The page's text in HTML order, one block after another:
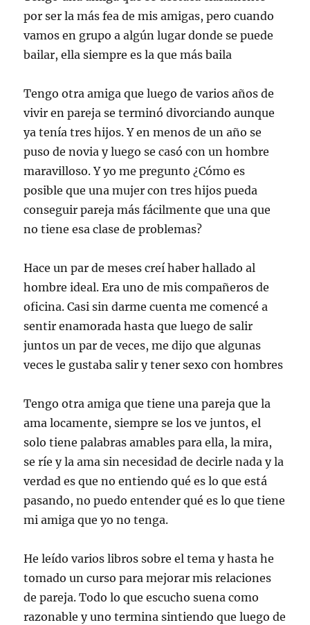
por ser la más fea de mis amigas, pero cuando
vamos en grupo a algún lugar donde se puede
bailar, ella siempre es la que más baila
Tengo otra amiga que luego de varios años de
vivir en pareja se terminó divorciando aunque
ya tenía tres hijos. Y en menos de un año se
puso de novia y luego se casó con un hombre
maravilloso. Y yo me pregunto ¿Cómo es
posible que una mujer con tres hijos pueda
conseguir pareja más fácilmente que una que
no tiene esa clase de problemas?
Hace un par de meses creí haber hallado al
hombre ideal. Era uno de mis compañeros de
oficina. Casi sin darme cuenta me comencé a
sentir enamorada hasta que luego de salir
juntos un par de veces, me dijo que algunas
veces le gustaba salir y tener sexo con hombres
Tengo otra amiga que tiene una pareja que la
ama locamente, siempre se los ve juntos, el
solo tiene palabras amables para ella, la mira,
se ríe y la ama sin necesidad de decirle nada y la
verdad es que no entiendo qué es lo que está
pasando, no puedo entender qué es lo que tiene
mi amiga que yo no tenga.
He leído varios libros sobre el tema y hasta he
tomado un curso para mejorar mis relaciones
de pareja. Todo lo que escucho suena como
razonable y uno termina sintiendo que luego de